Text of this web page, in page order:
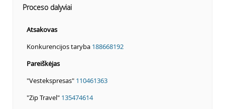
Proceso dalyviai
Atsakovas
Konkurencijos taryba 188668192
Pareiškėjas
"Vestekspresas" 110461363
"Zip Travel" 135474614